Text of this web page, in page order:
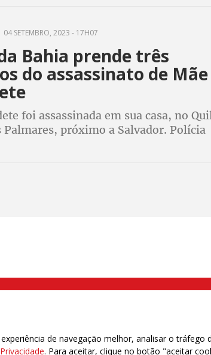
04 SETEMBRO, 2023 - 17H07
Bahia prende três
do assassinato de Mãe
foi assassinada em sua casa, no
Palmares, próximo a Salvador. Polícia
Brás, São Paulo/SP | Telefone (11) 2108 9200 - Fax (11)
de navegação melhor, analisar o
. Para aceitar, clique no botão "aceitar